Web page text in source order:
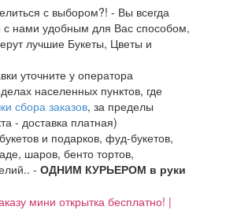
с выбором?! - Вы всегда
с нами удобным для Вас способом,
лучшие Букеты, Цветы и
уточните у оператора
населенных пунктов, где
сбора заказов, за пределы
- доставка платная)
и подарков, фуд-букетов,
шаров, бенто тортов,
- ОДНИМ КУРЬЕРОМ в руки
мини открытка бесплатно! |